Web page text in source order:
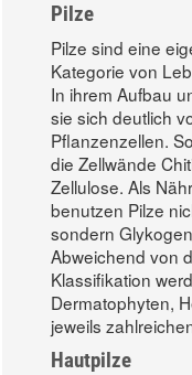
Pilze
Pilze sind eine
Kategorie von
In ihrem Aufbau
sie sich deutlich
Pflanzenzellen.
die Zellwände
Zellulose. Als
benutzen Pilze
sondern
Abweichend von
Klassifikation
Dermatophyten,
jeweils
Hautpilze